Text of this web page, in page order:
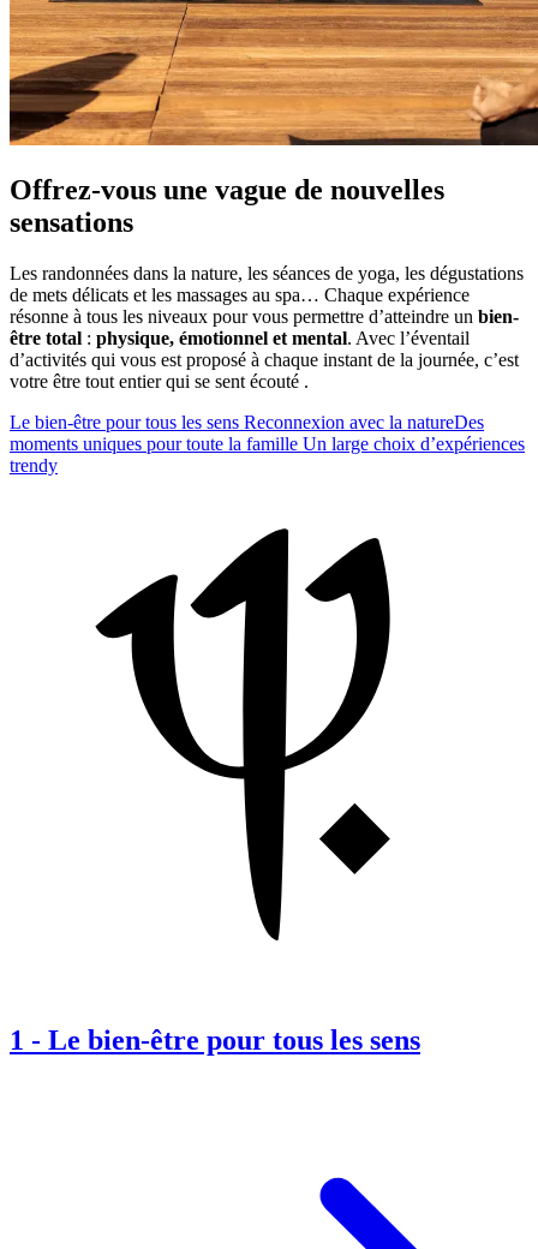
Offrez-vous une vague de nouvelles
sensations
Les randonnées dans la nature, les séances de yoga, les dégustations
de mets délicats et les massages au spa… Chaque expérience
résonne à tous les niveaux pour vous permettre d’atteindre un bien-
être total : physique, émotionnel et mental. Avec l’éventail
d’activités qui vous est proposé à chaque instant de la journée, c’est
votre être tout entier qui se sent écouté .
Le bien-être pour tous les sens Reconnexion avec la natureDes
moments uniques pour toute la famille Un large choix d’expériences
trendy
1 - Le bien-être pour tous les sens